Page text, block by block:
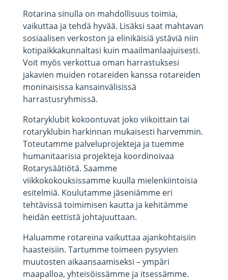
Rotarina sinulla on mahdollisuus toimia,
vaikuttaa ja tehdä hyvää. Lisäksi saat mahtavan
sosiaalisen verkoston ja elinikäisiä ystäviä niin
kotipaikkakunnaltasi kuin maailmanlaajuisesti.
Voit myös verkottua oman harrastuksesi
jakavien muiden rotareiden kanssa rotareiden
moninaisissa kansainvälisissä
harrastusryhmissä.
Rotaryklubit kokoontuvat joko viikoittain tai
rotaryklubin harkinnan mukaisesti harvemmin.
Toteutamme palveluprojekteja ja tuemme
humanitaarisia projekteja koordinoivaa
Rotarysäätiötä. Saamme
viikkokokouksissamme kuulla mielenkiintoisia
esitelmiä. Koulutamme jäseniämme eri
tehtävissä toimimisen kautta ja kehitämme
heidän eettistä johtajuuttaan.
Haluamme rotareina vaikuttaa ajankohtaisiin
haasteisiin. Tartumme toimeen pysyvien
muutosten aikaansaamiseksi – ympäri
maapalloa, yhteisöissämme ja itsessämme.